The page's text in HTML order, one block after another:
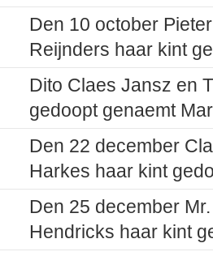
Den 10 october
Reijnders haar kint
Dito Claes Jansz en
gedoopt genaemt
Den 22 december
Harkes haar kint
Den 25 december
Hendricks haar kint